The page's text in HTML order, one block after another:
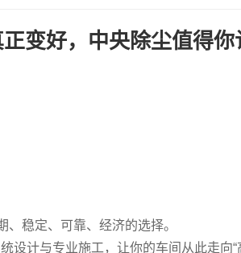
变好，中央除尘值得你
稳定、可靠、经济的选择。
设计与专业施工，让你的车间从此走向“